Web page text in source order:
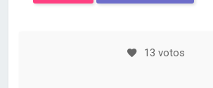
13 votos